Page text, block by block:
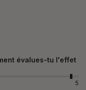
évalues-tu l'effet
5